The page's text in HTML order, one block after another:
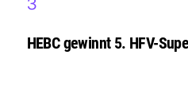
HEBC gewinnt 5. HFV-